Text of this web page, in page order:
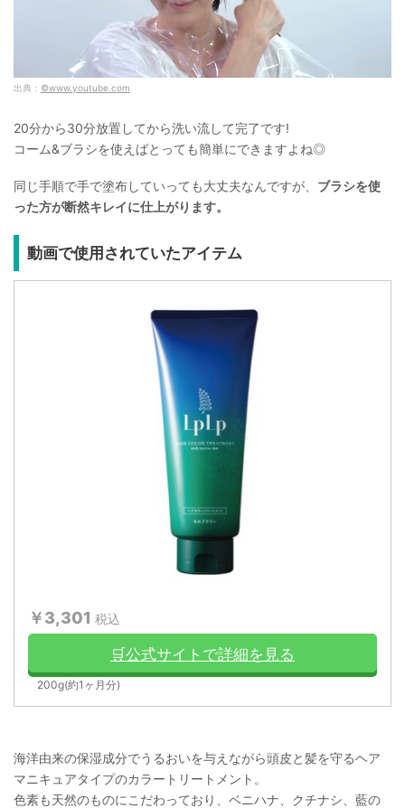
出典： ©www.youtube.com
20分から30分放置してから洗い流して完了です!
コーム&ブラシを使えばとっても簡単にできますよね◎
同じ手順で手で塗布していっても大丈夫なんですが、 ブラシを使
った方が断然キレイに仕上がります。
動画で使用されていたアイテム
￥3,301 税込
🛒公式サイトで詳細を見る
200g(約1ヶ月分)
海洋由来の保湿成分でうるおいを与えながら頭皮と髪を守るヘア
マニキュアタイプのカラートリートメント。
色素も天然のものにこだわっており、ベニハナ、クチナシ、藍の